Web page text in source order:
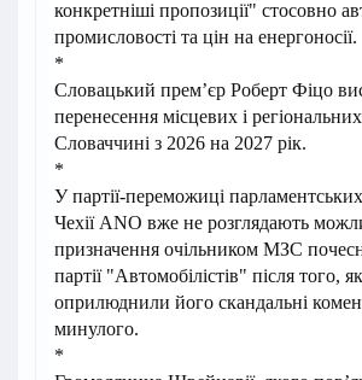
конкретніші пропозиції" стосовно
промисловості та цін на енергоносії.
*
Словацький прем’єр Роберт Фіцо
перенесення місцевих і
Словаччині з 2026 на 2027 рік.
*
У партії-переможиці
Чехії ANO вже не розглядають
призначення очільником МЗС
партії "Автомобілістів" після того,
оприлюднили його скандальні
минулого.
*